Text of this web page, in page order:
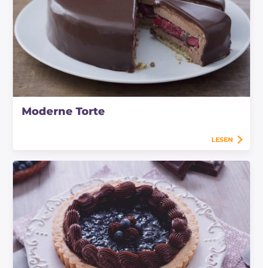
Moderne Torte
LESEN